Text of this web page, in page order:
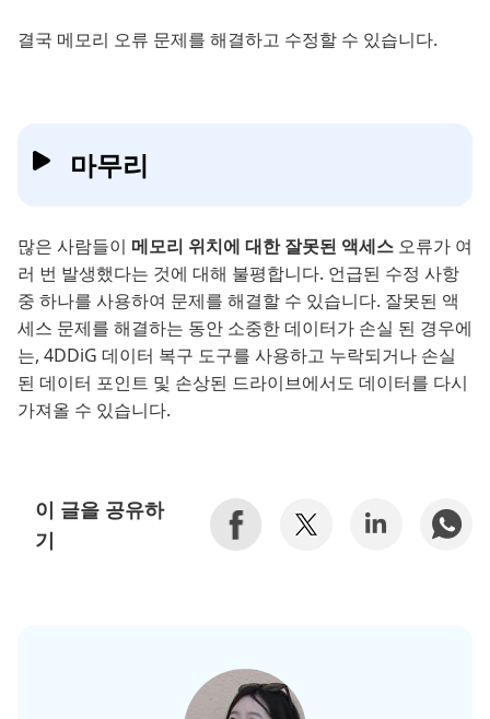
결국 메모리 오류 문제를 해결하고 수정할 수 있습니다.
마무리
많은 사람들이 메모리 위치에 대한 잘못된 액세스 오류가 여
러 번 발생했다는 것에 대해 불평합니다. 언급된 수정 사항
중 하나를 사용하여 문제를 해결할 수 있습니다. 잘못된 액
세스 문제를 해결하는 동안 소중한 데이터가 손실 된 경우에
는, 4DDiG 데이터 복구 도구를 사용하고 누락되거나 손실
된 데이터 포인트 및 손상된 드라이브에서도 데이터를 다시
가져올 수 있습니다.
이 글을 공유하
기